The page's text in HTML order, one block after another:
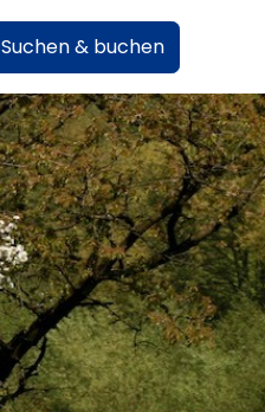
Suchen & buchen